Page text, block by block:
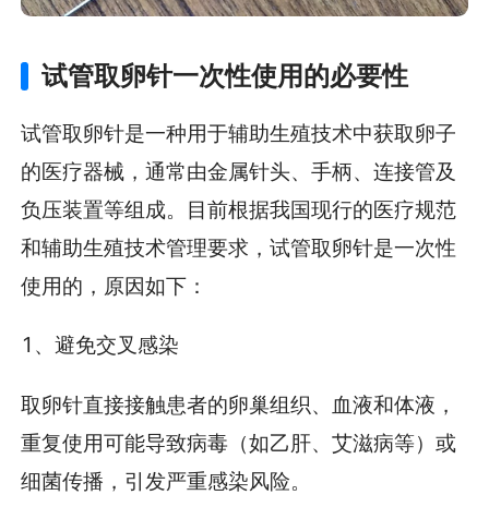
试管取卵针一次性使用的必要性
试管取卵针是一种用于辅助生殖技术中获取卵子
的医疗器械，通常由金属针头、手柄、连接管及
负压装置等组成。目前根据我国现行的医疗规范
和辅助生殖技术管理要求，试管取卵针是一次性
使用的，原因如下：
1、避免交叉感染
取卵针直接接触患者的卵巢组织、血液和体液，
重复使用可能导致病毒（如乙肝、艾滋病等）或
细菌传播，引发严重感染风险。